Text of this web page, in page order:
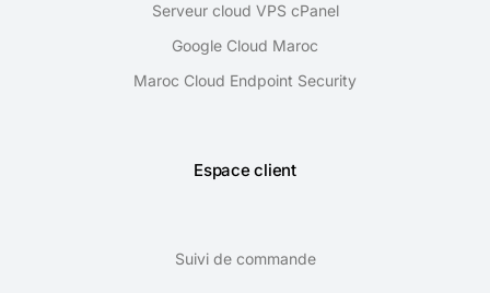
Serveur cloud VPS cPanel
Google Cloud Maroc
Maroc Cloud Endpoint Security
Espace client
Suivi de commande